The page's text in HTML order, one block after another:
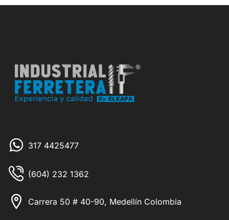
317 4425477
(604) 232 1362
Carrera 50 # 40-90, Medellín Colombia